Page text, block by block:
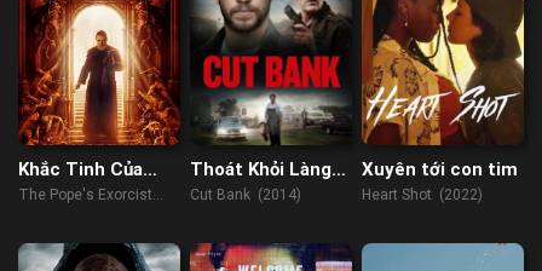
Khắc Tinh Của
Quỷ
The Pope's Exorcist
Thoát Khỏi Làng
Quê
Cut Bank (2014)
Xuyên tới con tim
Heart Shot (2022)